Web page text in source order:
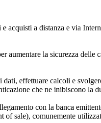
a distanza e via
aumentare la sicurezza
effettuare calcoli e
che ne inibiscono la
con la banca
sale), comunemente